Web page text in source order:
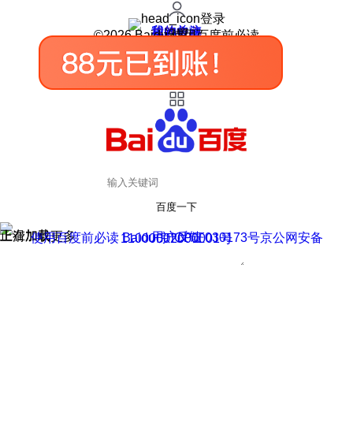
登录
我的关注
我的收藏
皮肤中心
用户反馈
设置
©2026 Baidu 使用百度前必读
百度一下
正在加载
上滑加载更多 用户反馈
使用百度前必读 Baidu 京ICP证030173号
京公网安备11000002000001号